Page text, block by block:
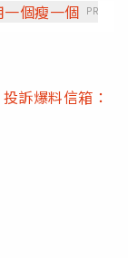
個瘦一個
PR
投訴爆料信箱：